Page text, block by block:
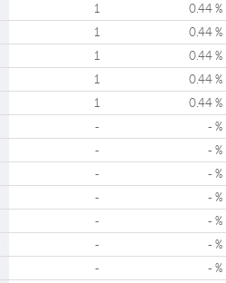
1 0.44 %
1 0.44 %
1 0.44 %
1 0.44 %
1 0.44 %
- - %
- - %
- - %
- - %
- - %
- - %
- - %